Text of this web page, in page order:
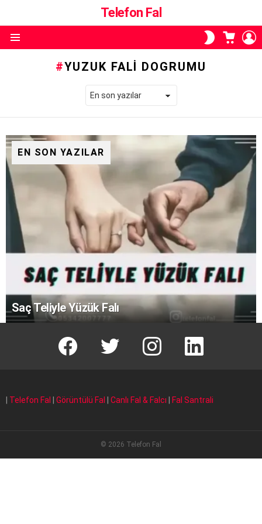
Telefon Fal
SKIN
ANAHTARI
SEPETI
YUZUK FALI DOGRUMU
EN SON YAZILAR
Saç Teliyle Yüzük Falı
facebook T instagram Linkedin Fal
Telefon Fal Görüntülü Fal Canlı Fal & Falcı Fal Santrali
© 2026 Telefon Fal